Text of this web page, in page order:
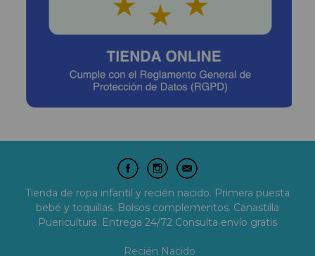
Tienda de ropa infantil y recién nacido. Primera puesta
bebé y toquillas. Bolsos complementos. Canastilla
Puericultura. Entrega 24/72 Consulta envío gratis
Recién Nacido